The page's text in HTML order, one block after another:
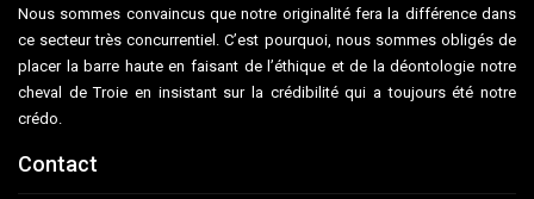
Nous sommes convaincus que notre originalité fera la différence dans
ce secteur très concurrentiel. C’est pourquoi, nous sommes obligés de
placer la barre haute en faisant de l’éthique et de la déontologie notre
cheval de Troie en insistant sur la crédibilité qui a toujours été notre
crédo.
Contact